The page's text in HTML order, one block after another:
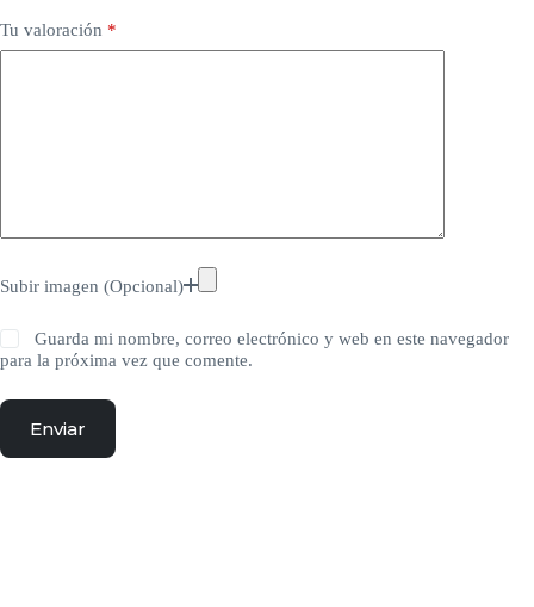
Tu valoración *
Subir imagen (Opcional)
Guarda mi nombre, correo electrónico y web en este navegador
para la próxima vez que comente.
Enviar